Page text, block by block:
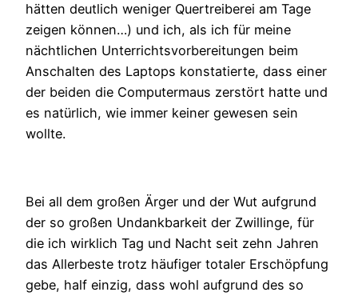
hätten deutlich weniger Quertreiberei am Tage
zeigen können…) und ich, als ich für meine
nächtlichen Unterrichtsvorbereitungen beim
Anschalten des Laptops konstatierte, dass einer
der beiden die Computermaus zerstört hatte und
es natürlich, wie immer keiner gewesen sein
wollte.
Bei all dem großen Ärger und der Wut aufgrund
der so großen Undankbarkeit der Zwillinge, für
die ich wirklich Tag und Nacht seit zehn Jahren
das Allerbeste trotz häufiger totaler Erschöpfung
gebe, half einzig, dass wohl aufgrund des so